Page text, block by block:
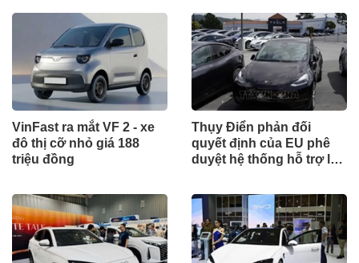
VinFast ra mắt VF 2 - xe
đô thị cỡ nhỏ giá 188
triệu đồng
Thụy Điển phản đối
quyết định của EU phê
duyệt hệ thống hỗ trợ lái